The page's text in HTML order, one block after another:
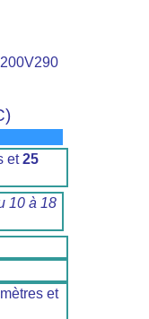
et25
10 à 18
et